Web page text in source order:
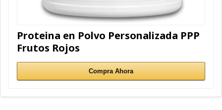
Proteina en Polvo Personalizada PPP
Frutos Rojos
Compra Ahora